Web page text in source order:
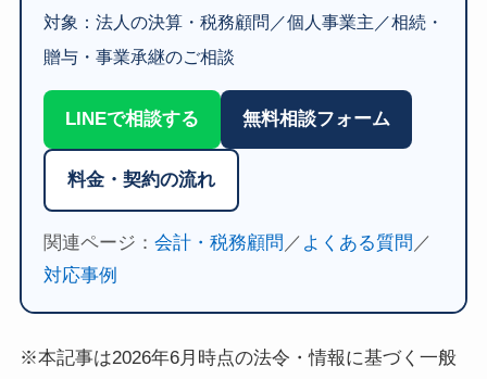
対象：法人の決算・税務顧問／個人事業主／相続・
贈与・事業承継のご相談
LINEで相談する 無料相談フォーム
料金・契約の流れ
関連ページ： 会計・税務顧問 ／ よくある質問 ／
対応事例
※本記事は2026年6月時点の法令・情報に基づく一般